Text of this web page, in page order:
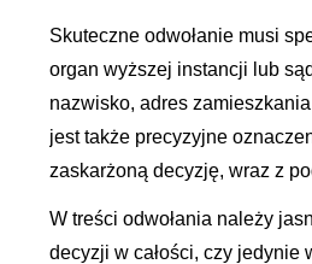
Skuteczne odwołanie musi
organ wyższej instancji lub
nazwisko, adres
jest także precyzyjne
zaskarżoną decyzję, wraz z
W treści odwołania należy
decyzji w całości, czy jedynie